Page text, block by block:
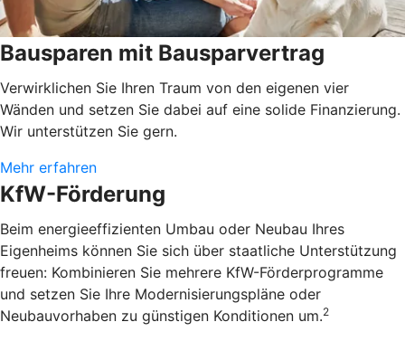
Bausparen mit Bausparvertrag
Verwirklichen Sie Ihren Traum von den eigenen vier
Wänden und setzen Sie dabei auf eine solide Finanzierung.
Wir unterstützen Sie gern.
Mehr erfahren
KfW-Förderung
Beim energieeffizienten Umbau oder Neubau Ihres
Eigenheims können Sie sich über staatliche Unterstützung
freuen: Kombinieren Sie mehrere KfW-Förderprogramme
und setzen Sie Ihre Modernisierungspläne oder
Neubauvorhaben zu günstigen Konditionen um.2